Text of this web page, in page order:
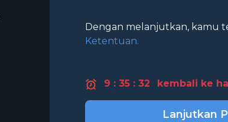
Dengan melanjutkan, kamu
Ketentuan.
9 : 35 : 32 kembali ke
Lanjutkan